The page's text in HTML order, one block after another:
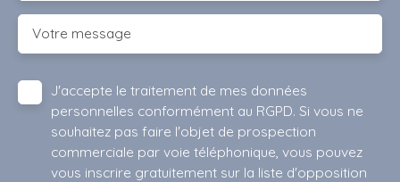
Votre message
J'accepte le traitement de mes données
personnelles conformément au RGPD. Si vous ne
souhaitez pas faire l'objet de prospection
commerciale par voie téléphonique, vous pouvez
vous inscrire gratuitement sur la liste d'opposition